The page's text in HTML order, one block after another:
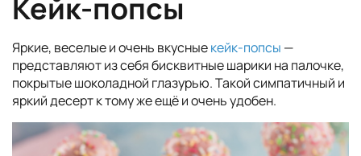
Кейк-попсы
Яркие, веселые и очень вкусныекейк-попсы —
представляют из себя бисквитные шарики на палочке,
покрытые шоколадной глазурью. Такой симпатичный и
яркий десерт к тому же ещё и очень удобен.